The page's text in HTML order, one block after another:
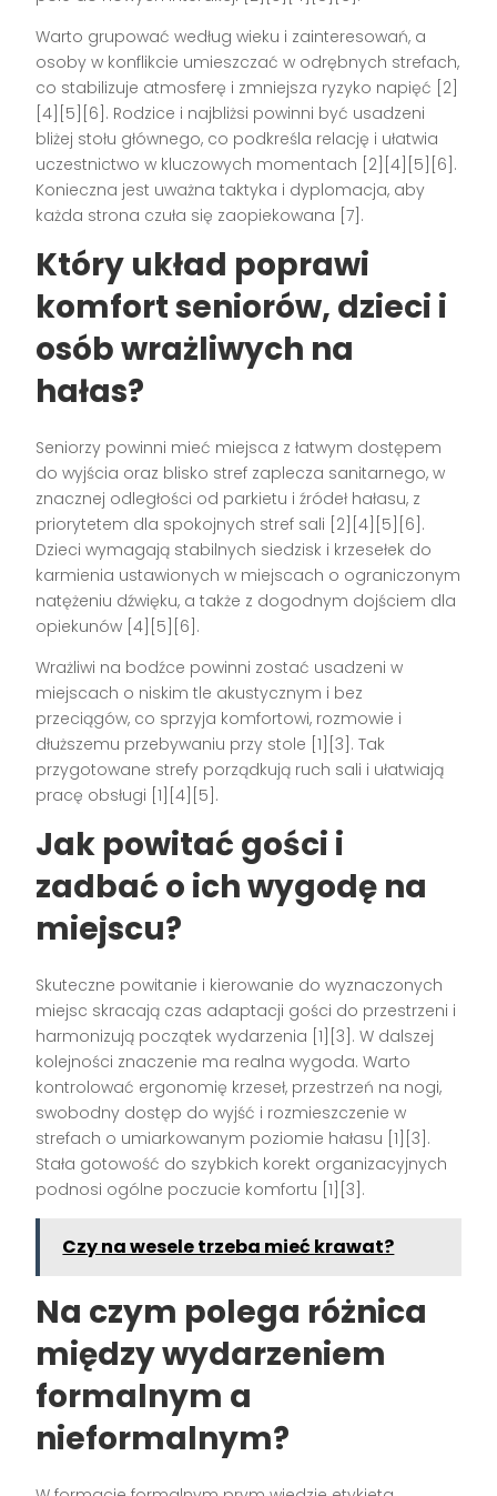
Warto grupować według wieku i zainteresowań, a
osoby w konflikcie umieszczać w odrębnych strefach,
co stabilizuje atmosferę i zmniejsza ryzyko napięć [2]
[4][5][6]. Rodzice i najbliżsi powinni być usadzeni
bliżej stołu głównego, co podkreśla relację i ułatwia
uczestnictwo w kluczowych momentach [2][4][5][6].
Konieczna jest uważna taktyka i dyplomacja, aby
każda strona czuła się zaopiekowana [7].
Który układ poprawi
komfort seniorów, dzieci i
osób wrażliwych na
hałas?
Seniorzy powinni mieć miejsca z łatwym dostępem
do wyjścia oraz blisko stref zaplecza sanitarnego, w
znacznej odległości od parkietu i źródeł hałasu, z
priorytetem dla spokojnych stref sali [2][4][5][6].
Dzieci wymagają stabilnych siedzisk i krzesełek do
karmienia ustawionych w miejscach o ograniczonym
natężeniu dźwięku, a także z dogodnym dojściem dla
opiekunów [4][5][6].
Wrażliwi na bodźce powinni zostać usadzeni w
miejscach o niskim tle akustycznym i bez
przeciągów, co sprzyja komfortowi, rozmowie i
dłuższemu przebywaniu przy stole [1][3]. Tak
przygotowane strefy porządkują ruch sali i ułatwiają
pracę obsługi [1][4][5].
Jak powitać gości i
zadbać o ich wygodę na
miejscu?
Skuteczne powitanie i kierowanie do wyznaczonych
miejsc skracają czas adaptacji gości do przestrzeni i
harmonizują początek wydarzenia [1][3]. W dalszej
kolejności znaczenie ma realna wygoda. Warto
kontrolować ergonomię krzeseł, przestrzeń na nogi,
swobodny dostęp do wyjść i rozmieszczenie w
strefach o umiarkowanym poziomie hałasu [1][3].
Stała gotowość do szybkich korekt organizacyjnych
podnosi ogólne poczucie komfortu [1][3].
Czy na wesele trzeba mieć krawat?
Na czym polega różnica
między wydarzeniem
formalnym a
nieformalnym?